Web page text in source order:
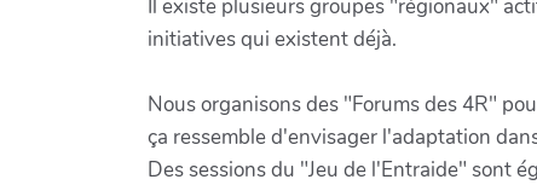
Il existe plusieurs groupes "régionaux"
initiatives qui existent déjà.
Nous organisons des "Forums des 4R"
ça ressemble d'envisager l'adaptation
Des sessions du "Jeu de l'Entraide" sont